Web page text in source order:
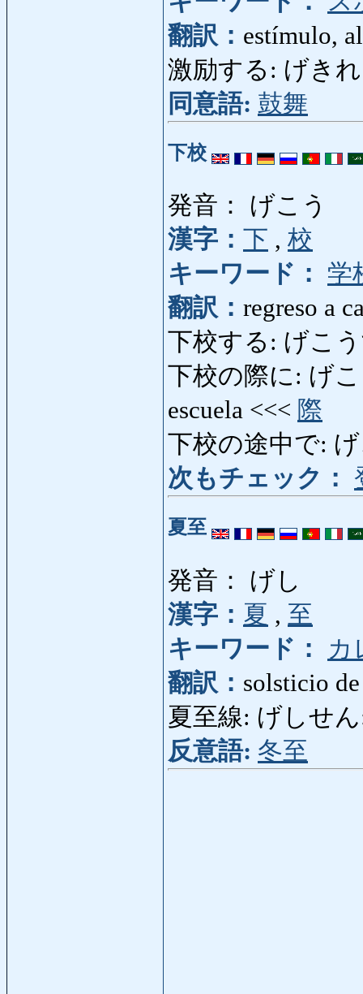
翻訳： estímulo,
激励する: げきれ
同意語: 鼓舞
下校
発音： げこう
漢字： 下 , 校
キーワード：
学
翻訳： regreso a
下校する: げこう
下校の際に: げこ
escuela <<< 際
下校の途中で:
次もチェック：
夏至
発音： げし
漢字： 夏 , 至
キーワード：
カ
翻訳： solsticio
夏至線: げしせん
反意語: 冬至